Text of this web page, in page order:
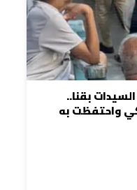
بقنا..
واحتفظت به